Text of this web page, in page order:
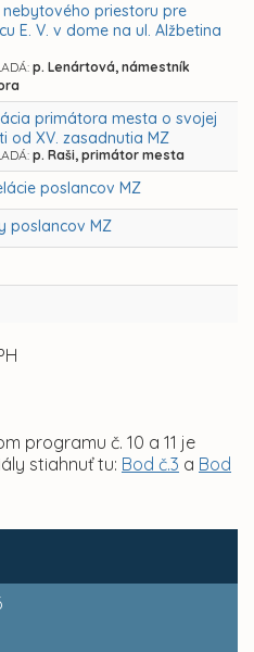
nebytového priestoru pre
E. V. v dome na ul. Alžbetina
p. Lenártová, námestník
primátora mesta o svojej
od XV. zasadnutia MZ
p. Raši, primátor mesta
poslancov MZ
poslancov MZ
programu č. 10 a 11 je
stiahnuť tu: Bod č.3 a Bod